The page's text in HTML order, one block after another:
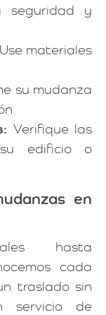
seguridad y
Use materiales
su mudanza
Verifique las
edificio o
en
hasta
cada
traslado sin
servicio de